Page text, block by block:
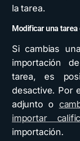
la tarea.
Modificar una
Si cambias
importación
tarea, es
desactive. Por
adjunto o
importar
importación.